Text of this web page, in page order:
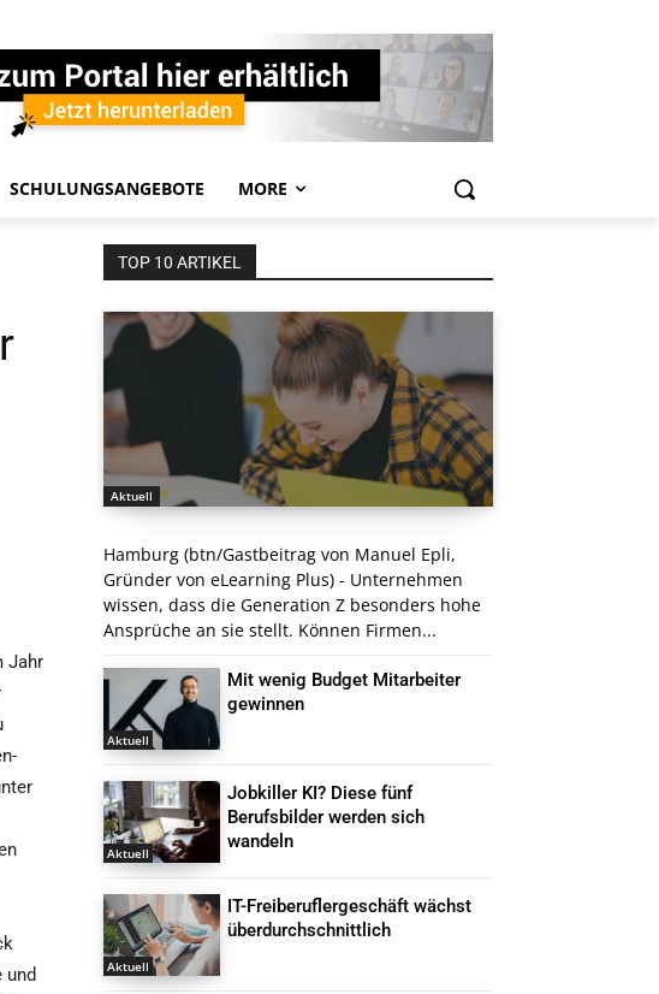
SCHULUNGSANGEBOTE MORE
Jahr
und
TOP 10 ARTIKEL
Aktuell
Hamburg (btn/Gastbeitrag von Manuel Epli,
Gründer von eLearning Plus) - Unternehmen
wissen, dass die Generation Z besonders hohe
Ansprüche an sie stellt. Können Firmen...
Aktuell
Mit wenig Budget Mitarbeiter
gewinnen
Aktuell
Jobkiller KI? Diese fünf
Berufsbilder werden sich
wandeln
Aktuell
IT-Freiberuflergeschäft wächst
überdurchschnittlich